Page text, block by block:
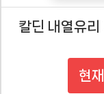
칼딘 내열유
현